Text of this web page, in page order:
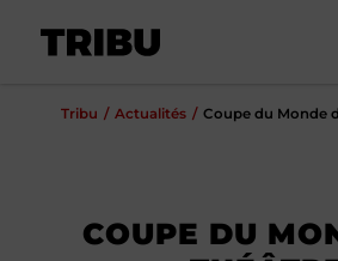
Tribu Actualités Coupe du Monde
COUPE DU